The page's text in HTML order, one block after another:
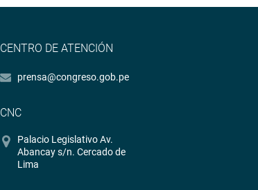
CENTRO DE ATENCIÓN
prensa@congreso.gob.pe
CNC
Palacio Legislativo Av.
Abancay s/n. Cercado de
Lima